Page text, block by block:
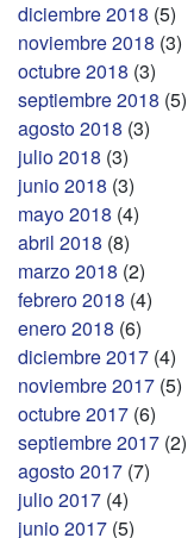
diciembre 2018 (5)
noviembre 2018 (3)
octubre 2018 (3)
septiembre 2018 (5)
agosto 2018 (3)
julio 2018 (3)
junio 2018 (3)
mayo 2018 (4)
abril 2018 (8)
marzo 2018 (2)
febrero 2018 (4)
enero 2018 (6)
diciembre 2017 (4)
noviembre 2017 (5)
octubre 2017 (6)
septiembre 2017 (2)
agosto 2017 (7)
julio 2017 (4)
junio 2017 (5)